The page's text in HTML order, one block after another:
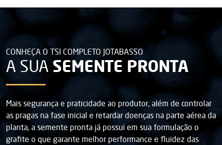
CONHEÇA O TSI COMPLETO JOTABASSO
A SUA SEMENTE PRONTA
Mais segurança e praticidade ao produtor, além de controlar
as pragas na fase inicial e retardar doenças na parte aérea da
planta, a semente pronta já possui em sua formulação o
grafite o que garante melhor performance e fluidez das